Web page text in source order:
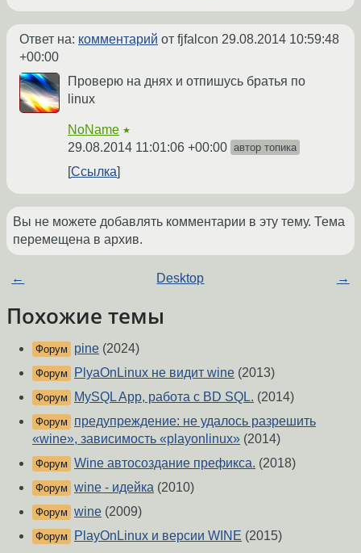
Ответ на: комментарий от fjfalcon 29.08.2014 10:59:48
+00:00
Проверю на днях и отпишусь братья по
linux
NoName ★
29.08.2014 11:01:06 +00:00 автор топика
Ссылка
Вы не можете добавлять комментарии в эту тему. Тема
перемещена в архив.
← Desktop →
Похожие темы
Форум pine (2024)
Форум PlyaOnLinux не видит wine (2013)
Форум MySQL App, работа с BD SQL. (2014)
Форум
предупреждение: не удалось разрешить
«wine», зависимость «playonlinux» (2014)
Форум Wine автосоздание префикса. (2018)
Форум wine - идейка (2010)
Форум wine (2009)
Форум PlayOnLinux и версии WINE (2015)